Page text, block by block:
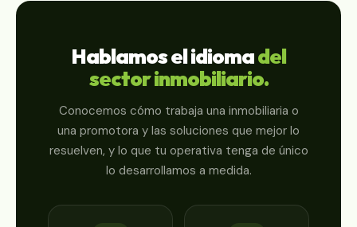
Hablamos el idiomadel
sector inmobiliario.
Conocemos cómo trabaja una inmobiliaria o
una promotora y las soluciones que mejor lo
resuelven, y lo que tu operativa tenga de único
lo desarrollamos a medida.